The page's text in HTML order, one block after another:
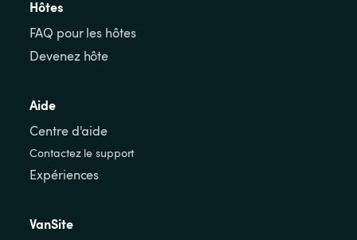
Hôtes
FAQ pour les hôtes
Devenez hôte
Aide
Centre d'aide
Contactez le support
Expériences
VanSite